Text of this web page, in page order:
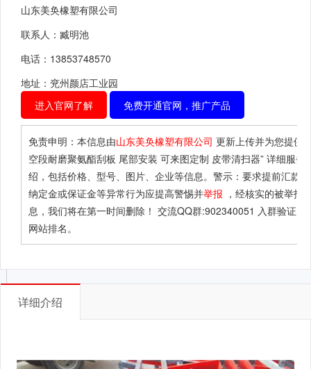
山东美奂橡塑有限公司
联系人：臧明池
电话：13853748570
地址：兖州颜店工业园
进入官网了解
免费开通官网，推广产品
免责申明：本信息由山东美奂橡塑有限公司 更新上传并为您提供
空段耐磨聚氨酯刮板 尾部安装 可来图定制 皮带清扫器” 详细服务
绍，包括价格、型号、图片、企业等信息。警示：要求提前汇款
纳定金或保证金等异常行为应提高警惕并举报 ，经核实的被举报
息，我们将在第一时间删除！ 交流QQ群:902340051 入群验证：
网站排名。
详细介绍